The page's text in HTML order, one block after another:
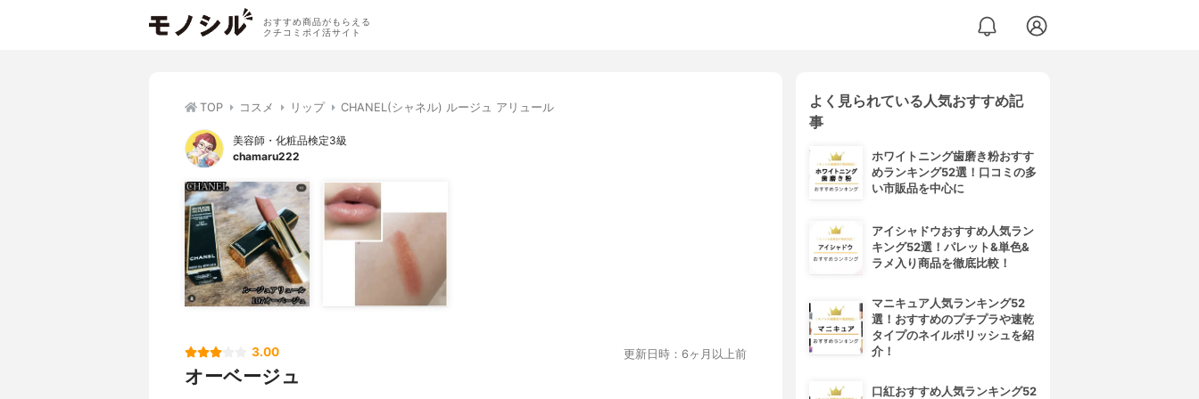
おすすめ商品がもらえる
クチコミポイ活サイト
TOP コスメ リップ CHANEL(シャネル) ルージュ アリュール
美容師・化粧品検定3級
chamaru222
3.00 更新日時：6ヶ月以上前
オーベージュ
よく見られている人気おすすめ記
事
ホワイトニング歯磨き粉おすす
めランキング52選！口コミの多
い市販品を中心に
アイシャドウおすすめ人気ラン
キング52選！パレット&単色&
ラメ入り商品を徹底比較！
マニキュア人気ランキング52
選！おすすめのプチプラや速乾
タイプのネイルポリッシュを紹
介！
口紅おすすめ人気ランキング52